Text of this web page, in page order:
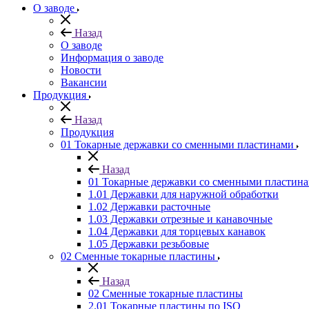
О заводе
Назад
О заводе
Информация о заводе
Новости
Вакансии
Продукция
Назад
Продукция
01 Токарные державки со сменными пластинами
Назад
01 Токарные державки со сменными
1.01 Державки для наружной обработки
1.02 Державки расточные
1.03 Державки отрезные и канавочные
1.04 Державки для торцевых канавок
1.05 Державки резьбовые
02 Сменные токарные пластины
Назад
02 Сменные токарные пластины
2.01 Токарные пластины по ISO